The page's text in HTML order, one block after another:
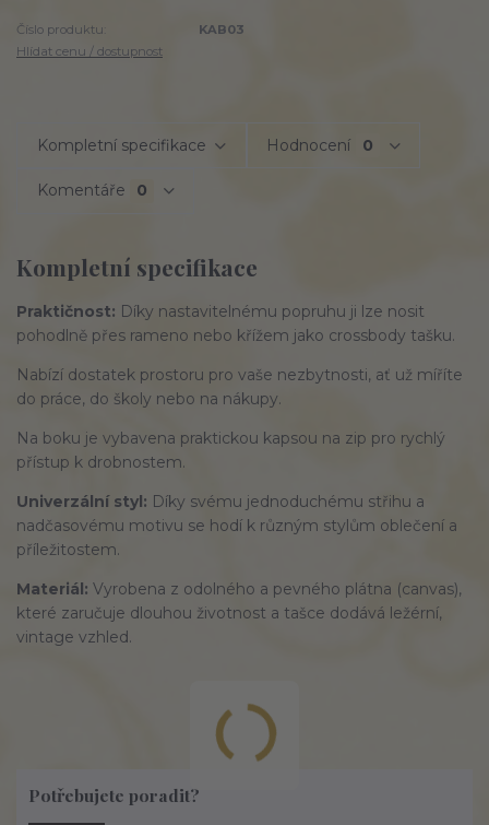
Číslo produktu:
KAB03
Hlídat cenu / dostupnost
Kompletní specifikace Hodnocení 0
Komentáře 0
Kompletní specifikace
Praktičnost: Díky nastavitelnému popruhu ji lze nosit
pohodlně přes rameno nebo křížem jako crossbody tašku.
Nabízí dostatek prostoru pro vaše nezbytnosti, ať už míříte
do práce, do školy nebo na nákupy.
Na boku je vybavena praktickou kapsou na zip pro rychlý
přístup k drobnostem.
Univerzální styl: Díky svému jednoduchému střihu a
nadčasovému motivu se hodí k různým stylům oblečení a
příležitostem.
Materiál: Vyrobena z odolného a pevného plátna (canvas),
které zaručuje dlouhou životnost a tašce dodává ležérní,
vintage vzhled.
Potřebujete poradit?